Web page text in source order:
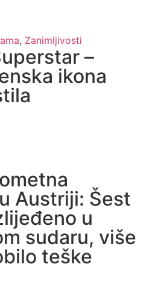
, Zanimljivosti
–
ikona
Austriji: Šest
u
sudaru, više
teške